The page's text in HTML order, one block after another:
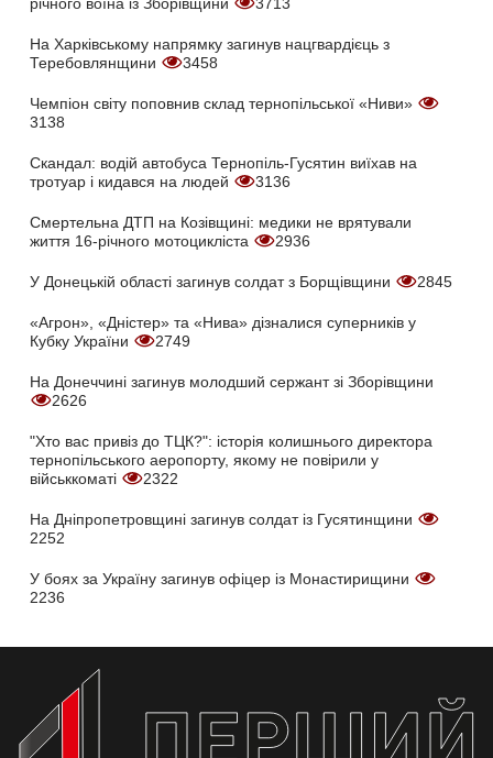
На Харківському напрямку загинув нацгвардієць з
Теребовлянщини
3458
Чемпіон світу поповнив склад тернопільської «Ниви»
3138
Скандал: водій автобуса Тернопіль-Гусятин виїхав на
тротуар і кидався на людей
3136
Смертельна ДТП на Козівщині: медики не врятували
життя 16-річного мотоцикліста
2936
У Донецькій області загинув солдат з Борщівщини 2845
«Агрон», «Дністер» та «Нива» дізналися суперників у
Кубку України
2749
На Донеччині загинув молодший сержант зі Зборівщини
2626
"Хто вас привіз до ТЦК?": історія колишнього директора
тернопільського аеропорту, якому не повірили у
військкоматі
2322
На Дніпропетровщині загинув солдат із Гусятинщини
2252
У боях за Україну загинув офіцер із Монастирищини
2236